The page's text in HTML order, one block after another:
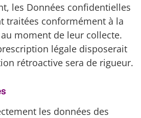
les Données confidentielles
traitées conformément à la
moment de leur collecte.
légale disposerait
rétroactive sera de rigueur.
les données des